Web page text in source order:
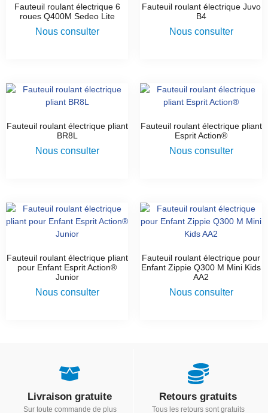
Fauteuil roulant électrique 6
roues Q400M Sedeo Lite
Nous consulter
Fauteuil roulant électrique Juvo
B4
Nous consulter
Fauteuil roulant électrique pliant
BR8L
Nous consulter
Fauteuil roulant électrique pliant
Esprit Action®
Nous consulter
Fauteuil roulant électrique pliant
pour Enfant Esprit Action®
Junior
Nous consulter
Fauteuil roulant électrique pour
Enfant Zippie Q300 M Mini Kids
AA2
Nous consulter
Livraison gratuite
Sur toute commande de plus
Retours gratuits
Tous les retours sont gratuits